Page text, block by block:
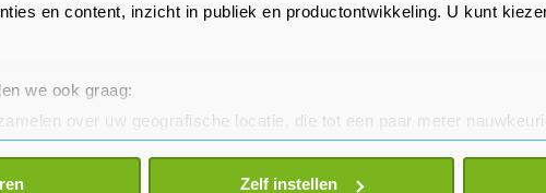
en content, inzicht in publiek en productontwikkeling. U kunt
we ook graag:
over uw geografische locatie, die tot een paar meter
door het actief te scannen op specifieke eigenschappen
persoonlijke gegevens worden verwerkt en stel uw voorkeuren in het
Zelf instellen